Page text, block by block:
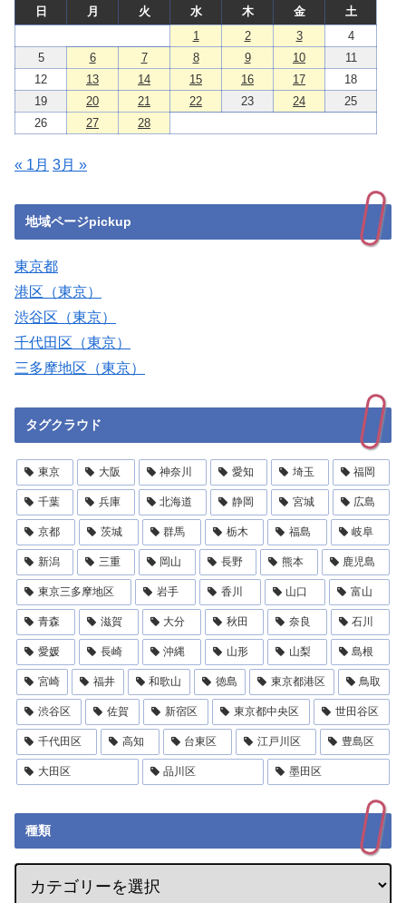
日 月 火 水 木 金
土
1
2 3
4
5
6 7 8 9 10
11
12
13 14 15 16 17
18
19
20 21 22 23 24
25
26
27 28
« 1月 3月 »
地域ページpickup
東京都
港区（東京）
渋谷区（東京）
千代田区（東京）
三多摩地区（東京）
タグクラウド
東京 大阪 神奈川 愛知 埼玉 福岡
千葉 兵庫 北海道 静岡 宮城 広島
京都 茨城 群馬 栃木 福島 岐阜
新潟 三重 岡山 長野 熊本 鹿児島
東京三多摩地区 岩手 香川 山口 富山
青森 滋賀 大分 秋田 奈良 石川
愛媛 長崎 沖縄 山形 山梨 島根
宮崎 福井 和歌山 徳島 東京都港区 鳥取
渋谷区 佐賀 新宿区 東京都中央区 世田谷区
千代田区 高知 台東区 江戸川区 豊島区
大田区 品川区 墨田区
種類